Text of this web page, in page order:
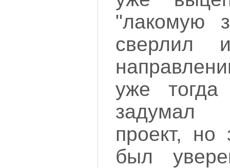
"лакомую
сверлил
уже
задумал
проект, но
был